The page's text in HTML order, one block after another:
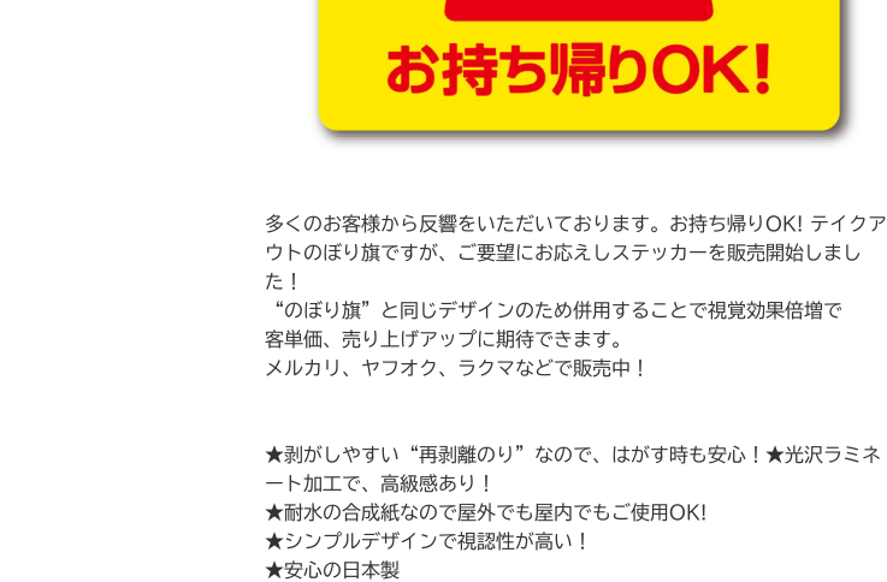
多くのお客様から反響をいただいております。お持ち帰りOK! テイクア
ウトのぼり旗ですが、ご要望にお応えしステッカーを販売開始しまし
た！
“のぼり旗”と同じデザインのため併用することで視覚効果倍増で
客単価、売り上げアップに期待できます。
メルカリ、ヤフオク、ラクマなどで販売中！
★剥がしやすい“再剥離のり”なので、はがす時も安心！★光沢ラミネ
ート加工で、高級感あり！
★耐水の合成紙なので屋外でも屋内でもご使用OK!
★シンプルデザインで視認性が高い！
★安心の日本製